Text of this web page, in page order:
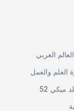
العربي
العلم والعمل
ميكي 52